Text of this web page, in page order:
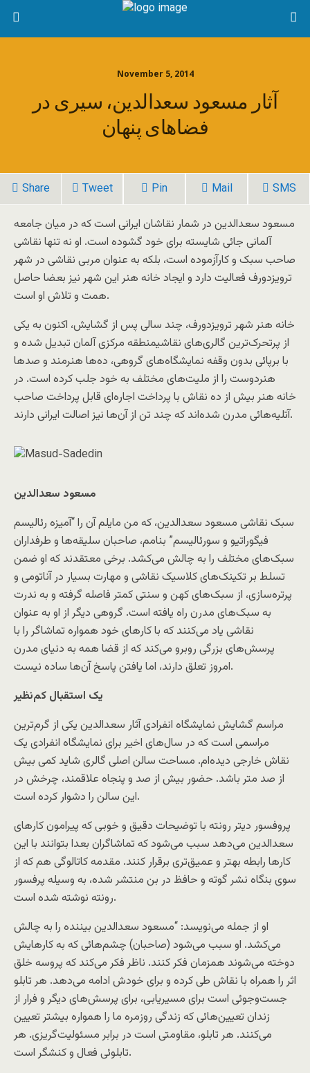
November 5, 2014
آثار مسعود سعدالدين، سيری در
فضاهای پنهان
Share Tweet Pin Mail SMS
مسعود سعدالدين در شمار نقاشان ايرانی است که در ميان جامعه
آلمانی جائی شايسته برای خود گشوده است. او نه تنها نقاشی
صاحب سبک و کارآزموده است، بلکه به عنوان مربی نقاشی در شهر
ترويزدورف فعاليت دارد و ايجاد خانه هنر اين شهر نيز بعضا حاصل
همت و تلاش او است.
خانه هنر شهر ترويزدورف، چند سالی پس از گشايش، اکنون به يکی
از پرتحرک‌ترين گالری‌های نقاشيمنطقه مرکزی آلمان تبديل شده و
با برپائی بدون وقفه نمايشگاه‌های گروهی، ده‌ها هنرمند و صدها
هنردوست را از مليت‌های مختلف به خود جلب کرده است. در
خانه هنر بيش از ده نقاش با پرداخت اجاره‌ای قابل پرداخت صاحب
آتليه‌هائی مدرن شده‌اند که چند تن از آن‌ها نيز اصالت ايرانی دارند.
مسعود سعدالدين
سبک نقاشی مسعود سعدالدين، که من مايلم آن را “آميزه رئاليسم
فيگوراتيو و سورئاليسم” بنامم، صاحبان سليقه‌ها و طرفداران
سبک‌های مختلف را به چالش می‌کشد. برخی معتقدند که او ضمن
تسلط بر تکينک‌های کلاسيک نقاشی و مهارت بسيار در آناتومی و
پرتره‌سازی، از سبک‌های کهن و سنتی کمتر فاصله گرفته و به ندرت
به سبک‌های مدرن راه يافته است. گروهی ديگر از او به عنوان
نقاشی ياد می‌کنند که با کارهای خود همواره تماشاگر را با
پرسش‌های بزرگی روبرو می‌کند که از قضا همه به دنيای مدرن
امروز تعلق دارند، اما يافتن پاسخ آن‌ها ساده نيست.
يک استقبال کم‌نظير
مراسم گشايش نمايشگاه انفرادی آثار سعدالدين يکی از گرم‌ترين
مراسمی است که در سال‌های اخير برای نمايشگاه انفرادی يک
نقاش خارجی ديده‌ام. مساحت سالن اصلی گالری شايد کمی بيش
از صد متر باشد. حضور بيش از صد و پنجاه علاقمند، چرخش در
اين سالن را دشوار کرده است.
پروفسور ديتر رونته با توضيحات دقيق و خوبی که پيرامون کارهای
سعدالدين می‌دهد سبب می‌شود که تماشاگران بعدا بتوانند با اين
کارها رابطه بهتر و عميق‌تری برقرار کنند. مقدمه کاتالوگی هم که از
سوی بنگاه نشر گوته و حافظ در بن منتشر شده، به وسيله پرفسور
رونته نوشته شده است.
او از جمله می‌نويسد: “مسعود سعدالدين بيننده را به چالش
می‌کشد. او سبب می‌شود (صاحبان) چشم‌هائی که به کارهايش
دوخته می‌شوند همزمان فکر کنند. ناظر فکر می‌کند که پروسه خلق
اثر را همراه با نقاش طی کرده و برای خودش ادامه می‌دهد. هر تابلو
جست‌وجوئی است برای مسيريابی، برای پرسش‌های ديگر و فرار از
زندان تعيين‌هائی که زندگی روزمره ما را همواره بيشتر تعيين
می‌کنند. هر تابلو، مقاومتی است در برابر مسئوليت‌گريزی. هر
تابلوئی فعال و کنشگر است.